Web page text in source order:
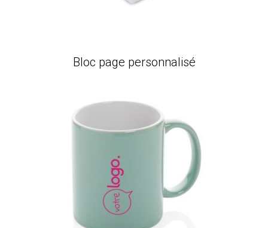
Bloc page personnalisé